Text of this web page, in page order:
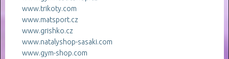
www.trikoty.com
www.matsport.cz
www.grishko.cz
www.natalyshop-sasaki.com
www.gym-shop.com